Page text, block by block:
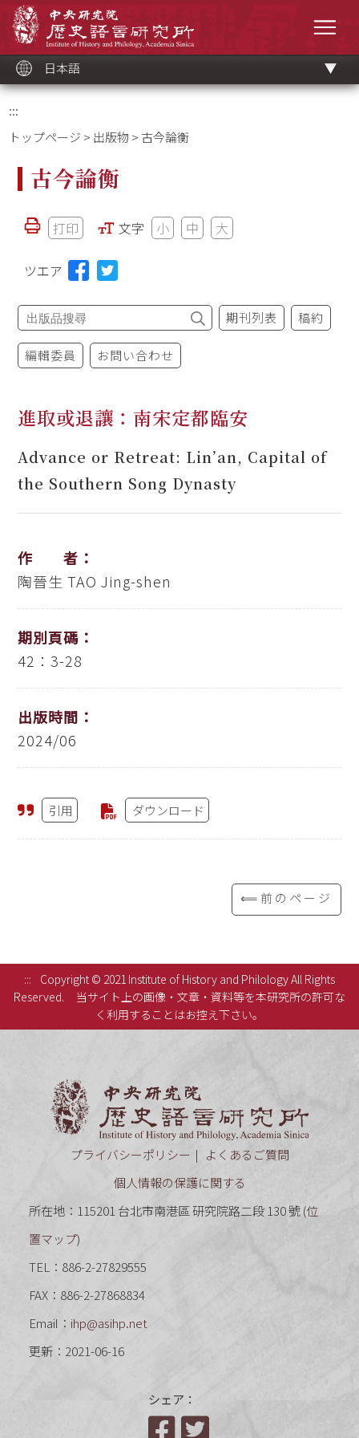
ッ
ク
日本語
:::
トップページ > 出版物 > 古今論衡
古今論衡
打印 文字 小 中 大
ツエア
期刊列表 稿約
編輯委員 お問い合わせ
進取或退讓：南宋定都臨安
Advance or Retreat: Lin’an, Capital of
the Southern Song Dynasty
作 者：
陶晉生 TAO Jing-shen
期別頁碼：
42：3-28
出版時間：
2024/06
引用 ダウンロード
⟸前のページ
:::
Copyright © 2021 Institute of History and Philology All Rights
Reserved.
当サイト上の画像・文章・資料等を本研究所の許可な
く利用することはお控え下さい。
プライバシーポリシー
よくあるご質問
個人情報の保護に関する
所在地：115201 台北市南港區 研究院路二段 130 號 (位
置マップ)
TEL：886-2-27829555
FAX：886-2-27868834
Email： ihp@asihp.net
更新：2021-06-16
シェア：
Facebook